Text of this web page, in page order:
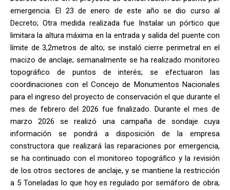
emergencia. El 23 de enero de este año se dio curso al
Decreto; Otra medida realizada fue Instalar un pórtico que
limitara la altura máxima en la entrada y salida del puente con
límite de 3,2metros de alto; se instaló cierre perimetral en el
macizo de anclaje; semanalmente se ha realizado monitoreo
topográfico de puntos de interés; se efectuaron las
coordinaciones con el Concejo de Monumentos Nacionales
para el ingreso del proyecto de conservación el que durante el
mes de febrero del 2026 fue finalizado. Durante el mes de
marzo 2026 se realizó una campaña de sondaje cuya
información se pondrá a disposición de la empresa
constructora que realizará las reparaciones por emergencia,
se ha continuado con el monitoreo topográfico y la revisión
de los otros sectores de anclaje, y se mantiene la restricción
a 5 Toneladas lo que hoy es regulado por semáforo de obra;